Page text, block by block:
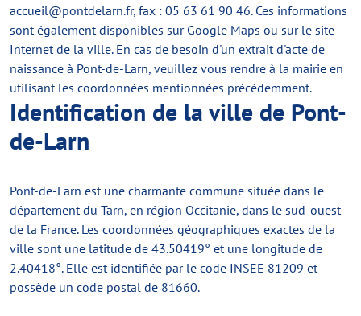
accueil@pontdelarn.fr, fax : 05 63 61 90 46. Ces informations
sont également disponibles sur Google Maps ou sur le site
Internet de la ville. En cas de besoin d'un extrait d'acte de
naissance à Pont-de-Larn, veuillez vous rendre à la mairie en
utilisant les coordonnées mentionnées précédemment.
Identification de la ville de Pont-
de-Larn
Pont-de-Larn est une charmante commune située dans le
département du Tarn, en région Occitanie, dans le sud-ouest
de la France. Les coordonnées géographiques exactes de la
ville sont une latitude de 43.50419° et une longitude de
2.40418°. Elle est identifiée par le code INSEE 81209 et
possède un code postal de 81660.